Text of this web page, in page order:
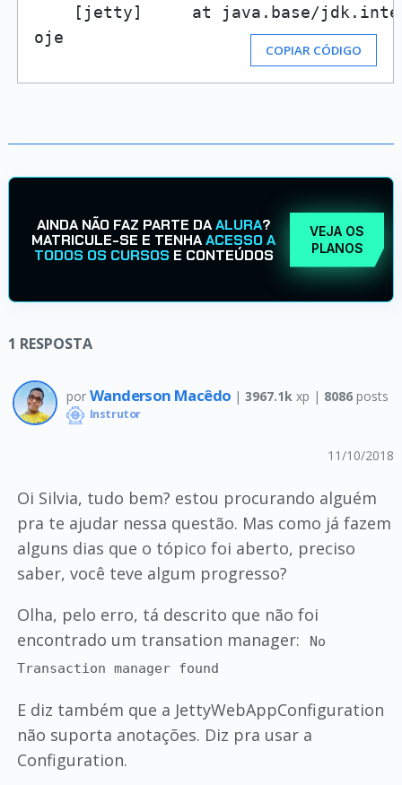
[jetty]     at java.base/
oje
COPIAR CÓDIGO
AINDA NÃO FAZ PARTE DAALURA?
MATRICULE-SE E TENHAACESSO A
TODOS OS CURSOS E CONTEÚDOS
VEJA OS
PLANOS
1 RESPOSTA
por Wanderson Macêdo | 3967.1k xp | 8086posts
Instrutor
11/10/2018
Oi Silvia, tudo bem? estou procurando alguém
pra te ajudar nessa questão. Mas como já fazem
alguns dias que o tópico foi aberto, preciso
saber, você teve algum progresso?
Olha, pelo erro, tá descrito que não foi
encontrado um transation manager:
No
Transaction manager found
E diz também que a JettyWebAppConfiguration
não suporta anotações. Diz pra usar a
Configuration.